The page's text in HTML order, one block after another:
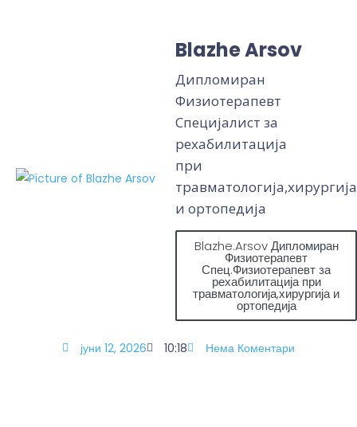
Blazhe Arsov
Дипломиран
Физиотерапевт
Специјалист за
рехабилитација
при
травматологија,хирургија
и ортопедија
Blazhe.Arsov Дипломиран
Физиотерапевт
Спец.Физиотерапевт за
рехабилитација при
травматологија,хирургија и
ортопедија
јуни 12, 2026 10:18 Нема Коментари